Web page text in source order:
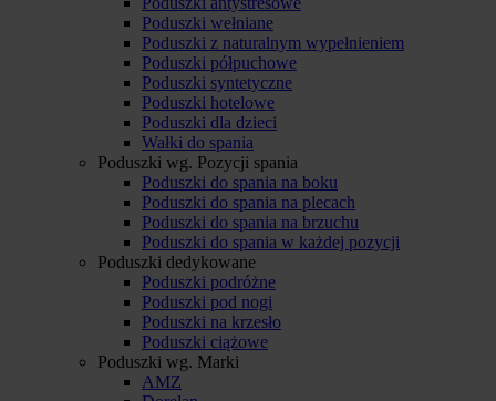
Poduszki wełniane
Poduszki z naturalnym wypełnieniem
Poduszki półpuchowe
Poduszki syntetyczne
Poduszki hotelowe
Poduszki dla dzieci
Wałki do spania
Poduszki wg. Pozycji spania
Poduszki do spania na boku
Poduszki do spania na plecach
Poduszki do spania na brzuchu
Poduszki do spania w każdej pozycji
Poduszki dedykowane
Poduszki podróżne
Poduszki pod nogi
Poduszki na krzesło
Poduszki ciążowe
Poduszki wg. Marki
AMZ